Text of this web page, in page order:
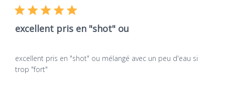
excellent pris en "shot" ou
excellent pris en "shot" ou mélangé avec un peu d'eau si
trop "fort"